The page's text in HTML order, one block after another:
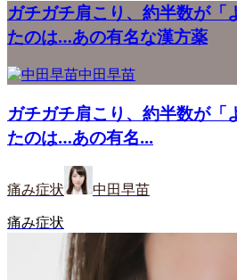
ガチガチ肩こり、約半数が「
たのは…あの有名な漢方薬
中田早苗
ガチガチ肩こり、約半数が「
たのは…あの有名...
痛み症状 中田早苗
痛み症状